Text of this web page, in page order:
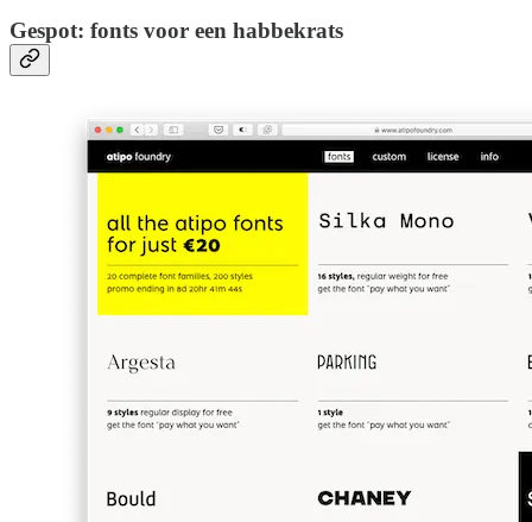
Gespot: fonts voor een habbekrats